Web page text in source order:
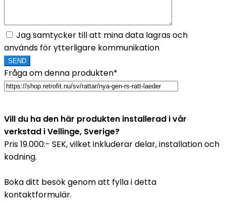
Jag samtycker till att mina data lagras och
används för ytterligare kommunikation
Fråga om denna produkten*
Vill du ha den här produkten installerad i vår
verkstad i Vellinge, Sverige?
Pris 19.000:- SEK, vilket inkluderar delar, installation och
kodning.
Boka ditt besök genom att fylla i detta
kontaktformulär.